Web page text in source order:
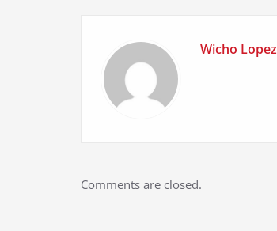
Wicho Lopez
Comments are closed.